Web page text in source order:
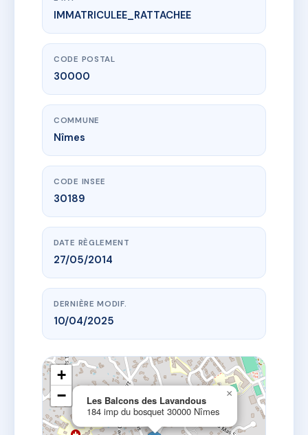
www.vme.plus/AC6497648
Les Balcons des Lavandous
184 imp du bosquet
IMMATRICULEE_RATTACHEE
CODE POSTAL
30000
COMMUNE
Nîmes
CODE INSEE
30189
DATE RÈGLEMENT
27/05/2014
DERNIÈRE MODIF.
10/04/2025
Les Balcons des Lavandous
184 imp du bosquet 30000 Nîmes
×
+
−